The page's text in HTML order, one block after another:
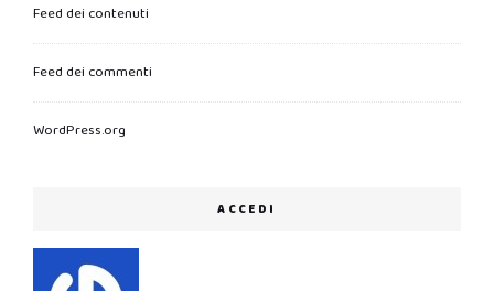
Feed dei contenuti
Feed dei commenti
WordPress.org
ACCEDI